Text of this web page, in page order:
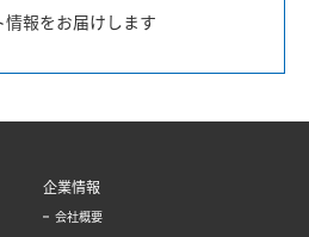
報をお届けします
企業情報
会社概要